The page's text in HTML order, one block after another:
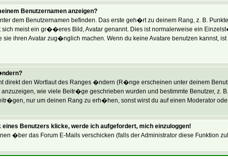
Benutzernamen anzeigen?
dem Benutzernamen befinden. Das erste geh�rt zu deinem Rang, z. B.
sich meist ein gr��eres Bild, Avatar genannt. Dies ist normalerweise ein
ihren Avatar zug�nglich machen. Wenn du keine Avatare benutzen kannst,
direkt den Wortlaut des Ranges �ndern (R�nge erscheinen unter deinem
wie viele Beitr�ge geschrieben wurden und bestimmte Benutzer,
nur um deinen Rang zu erh�hen, sonst wirst du auf einen Moderator
eines Benutzers klicke, werde ich aufgefordert, mich einzuloggen!
�ber das Forum E-Mails verschicken (falls der Administrator diese Funktion